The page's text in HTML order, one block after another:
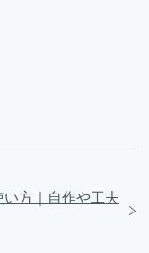
方｜自作や工夫